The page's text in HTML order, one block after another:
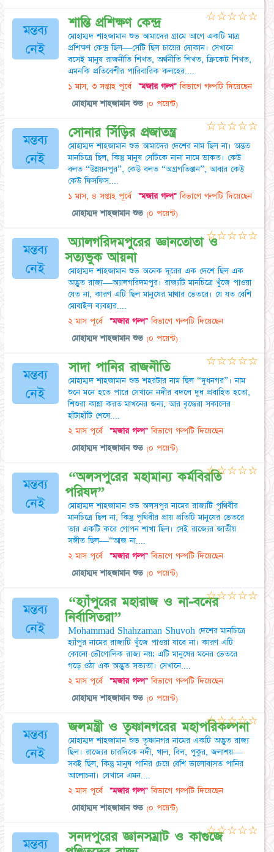
মন্তব্য
নেই
শান্তি প্রশিক্ষণ কেন্দ্র
মোহাম্মদ শাহজামান শুভ আমাদের গ্রামে আগে একটি মাত্র
প্রশিক্ষণ কেন্দ্র ছিল—সেটি ছিল চায়ের দোকান। সেখানে
বসেই মানুষ রাজনীতি শিখত, অর্থনীতি শিখত, ক্রিকেট শিখত,
এমনকি প্রতিবেশীর পারিবারিক কলহের....
১ মাস, ৩ সপ্তাহ পূর্বে "মজার গল্প"বিভাগে গল্পটি দিয়েছেন
মোহাম্মদ শাহজামান শুভ (০ পয়েন্ট)
☆☆☆☆☆
মন্তব্য
নেই
সোনার সিঁড়ির প্রজাতন্ত্র
মোহাম্মদ শাহজামান শুভ আমাদের দেশের নাম ছিল না। অন্তত
মানচিত্রে ছিল, কিন্তু মানুষ সেটিকে নানা নামে ডাকত। কেউ
বলত “উন্নয়নপুর”, কেউ বলত “অগ্রগতিস্তান”, আবার কেউ
কেউ ফিসফিস....
১ মাস, ৪ সপ্তাহ পূর্বে "মজার গল্প"বিভাগে গল্পটি দিয়েছেন
মোহাম্মদ শাহজামান শুভ (০ পয়েন্ট)
☆☆☆☆☆
মন্তব্য
নেই
অ্যালগরিদমপুরের জ্ঞানতোতা ও
সত্যভুক আয়না
মোহাম্মদ শাহজামান শুভ অনেক দূরের এক দেশে ছিল এক
অদ্ভুত রাজ্য—অ্যালগরিদমপুর। রাজ্যটি মানচিত্রে খুঁজে পাওয়া
যেত না, কারণ এটি ছিল মানুষের মাথার ভেতরে। যে যত বেশি
মোবাইল ব্যবহার....
২ মাস পূর্বে "মজার গল্প"বিভাগে গল্পটি দিয়েছেন
মোহাম্মদ শাহজামান শুভ (০ পয়েন্ট)
☆☆☆☆☆
মন্তব্য
নেই
সাদা পানির রাজনীতি
মোহাম্মদ শাহজামান শুভ শহরটার নাম ছিল “দুধনগর”। নাম
শুনে মনে হতে পারে সেখানে নদীর বদলে দুধ প্রবাহিত হতো,
শিশুরা কান্না করত মাখনের জন্য, আর বৃদ্ধেরা সকালের
হাঁটাহাঁটি শেষে....
২ মাস পূর্বে "মজার গল্প"বিভাগে গল্পটি দিয়েছেন
মোহাম্মদ শাহজামান শুভ (০ পয়েন্ট)
☆☆☆☆☆
মন্তব্য
নেই
“অলসপুরের মহামান্য কর্মবিরতি
পরিষদ”
মোহাম্মদ শাহজামান শুভ অলসপুর নামের রাজ্যটি পৃথিবীর
মানচিত্রে ছিল না, কিন্তু পৃথিবীর প্রায় প্রতিটি মানুষের ভেতরে
তার একটি করে গোপন শাখা ছিল। সেই রাজ্যের জাতীয়
সঙ্গীত ছিল—“আজ না....
২ মাস পূর্বে "মজার গল্প"বিভাগে গল্পটি দিয়েছেন
মোহাম্মদ শাহজামান শুভ (০ পয়েন্ট)
☆☆☆☆☆
মন্তব্য
নেই
“হ্যাঁপুরের মহারাজ ও না-বনের
নির্বাসিতরা”
Mohammad Shahzaman Shuvoh দেশের মানচিত্রে
হ্যাঁপুর নামের রাজ্যটি খুঁজে পাওয়া যাবে না। কারণ এটি
কোনো ভৌগোলিক রাজ্য নয়; এটি মানুষের মনের ভেতরে
গড়ে ওঠা এক অদ্ভুত সভ্যতা। সেখানে....
২ মাস পূর্বে "মজার গল্প"বিভাগে গল্পটি দিয়েছেন
মোহাম্মদ শাহজামান শুভ (০ পয়েন্ট)
☆☆☆☆☆
মন্তব্য
নেই
জলমন্ত্রী ও তৃষ্ণানগরের মহাপরিকল্পনা
মোহাম্মদ শাহজামান শুভ তৃষ্ণানগর নামের একটি অদ্ভুত রাজ্য
ছিল। রাজ্যের চারদিকে নদী, খাল, বিল, পুকুর, জলাশয়—
সবই ছিল, কিন্তু মানুষ পানির চেয়ে বেশি ভালোবাসত পানির
আলোচনা। সেখানে এমন....
২ মাস পূর্বে "মজার গল্প"বিভাগে গল্পটি দিয়েছেন
মোহাম্মদ শাহজামান শুভ (০ পয়েন্ট)
☆☆☆☆☆
মন্তব্য
সনদপুরের জ্ঞানসম্রাট ও কাগুজে
☆☆☆☆☆